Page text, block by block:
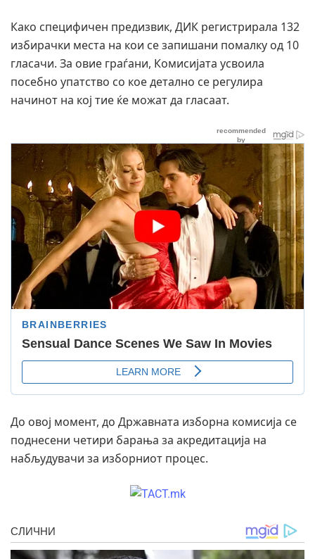
Како специфичен предизвик, ДИК регистрирала 132
избирачки места на кои се запишани помалку од 10
гласачи. За овие граѓани, Комисијата усвоила
посебно упатство со кое детално се регулира
начинот на кој тие ќе можат да гласаат.
До овој момент, до Државната изборна комисија се
поднесени четири барања за акредитација на
набљудувачи за изборниот процес.